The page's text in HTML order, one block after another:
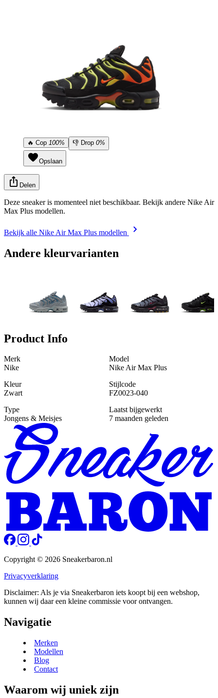
🔥 Cop 100% 👎 Drop 0%
Opslaan
Delen
Deze sneaker is momenteel niet beschikbaar. Bekijk andere Nike Air
Max Plus modellen.
Bekijk alle Nike Air Max Plus modellen
Andere kleurvarianten
Product Info
Merk
Nike
Model
Nike Air Max Plus
Kleur
Zwart
Stijlcode
FZ0023-040
Type
Jongens & Meisjes
Laatst bijgewerkt
7 maanden geleden
Copyright © 2026 Sneakerbaron.nl
Privacyverklaring
Disclaimer: Als je via Sneakerbaron iets koopt bij een webshop,
kunnen wij daar een kleine commissie voor ontvangen.
Navigatie
Merken
Modellen
Blog
Contact
Waarom wij uniek zijn